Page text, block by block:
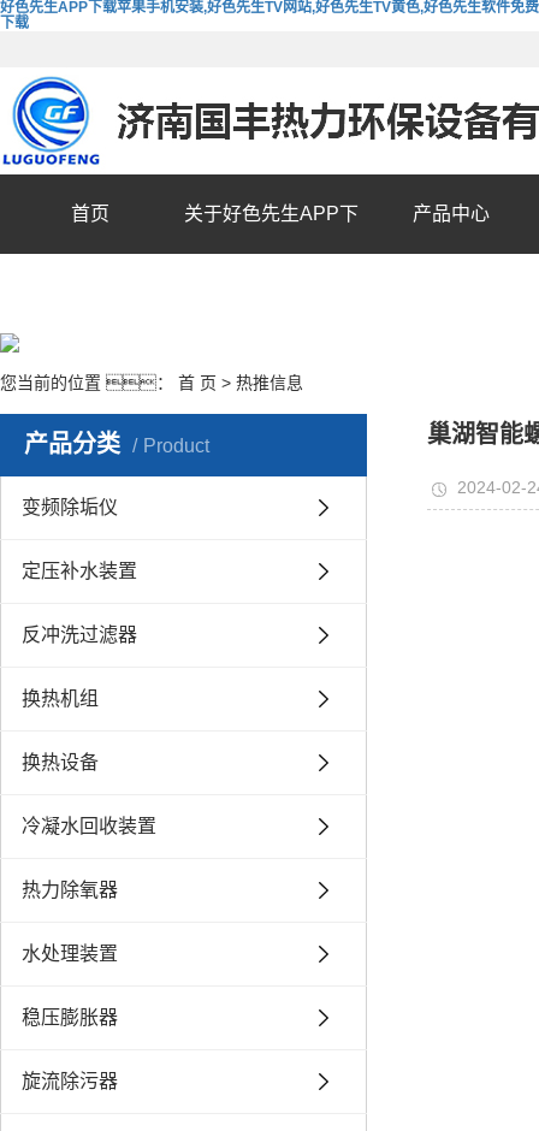
好色先生APP下载苹果手机安装,好色先生TV网站,好色先生TV黄色,好色先生软件免费
下载
首页 关于好色先生APP下 产品中心
您当前的位置 ： 首 页 > 热推信息
产品分类 Product
变频除垢仪
定压补水装置
反冲洗过滤器
换热机组
换热设备
冷凝水回收装置
热力除氧器
水处理装置
稳压膨胀器
旋流除污器
巢湖智能
2024-02-